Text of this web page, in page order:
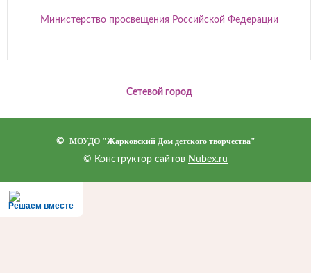
Министерство просвещения Российской Федерации
Сетевой город
© МОУДО "Жарковский Дом детского творчества"
© Конструктор сайтов Nubex.ru
Решаем вместе